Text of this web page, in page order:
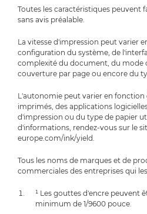
Toutes les caractéristiques peuvent
sans avis préalable.
La vitesse d'impression peut varier
configuration du système, de
complexité du document, du mode
couverture par page ou encore du
L'autonomie peut varier en fonction
imprimés, des applications
d'impression ou du type de papier
d'informations, rendez-vous sur le
europe.com/ink/yield.
Tous les noms de marques et de
commerciales des entreprises qui
¹ Les gouttes d'encre peuvent
minimum de 1/9600 pouce.